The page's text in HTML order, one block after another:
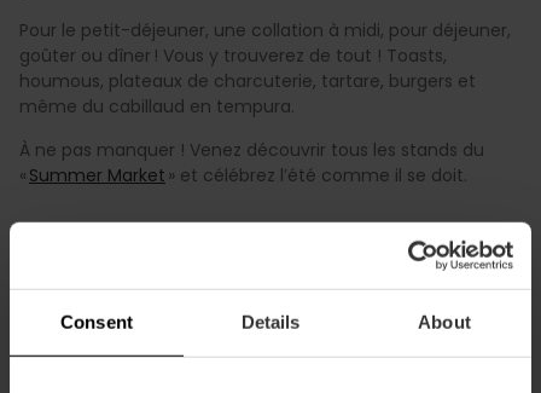
Consent Details About
Pour le petit-déjeuner, une collation à midi, pour déjeuner,
goûter ou dîner ! Vous y trouverez de tout ! Toasts,
houmous, plateaux de charcuterie, tartare, burgers et
même du cabillaud en tempura.
À ne pas manquer ! Venez découvrir tous les stands du
« Summer Market » et célébrez l’été comme il se doit.
PLUS D'INFORMATIONS